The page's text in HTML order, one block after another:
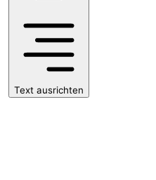
Text ausrichten